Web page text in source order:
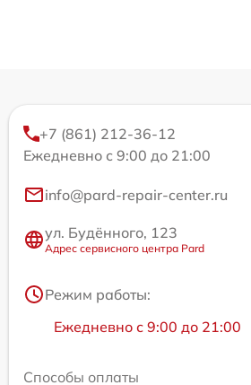
+7 (861) 212-36-12
Ежедневно с 9:00 до 21:00
info@pard-repair-center.ru
ул. Будённого, 123
Адрес сервисного центра Pard
Режим работы:
Ежедневно с 9:00 до 21:00
Способы оплаты